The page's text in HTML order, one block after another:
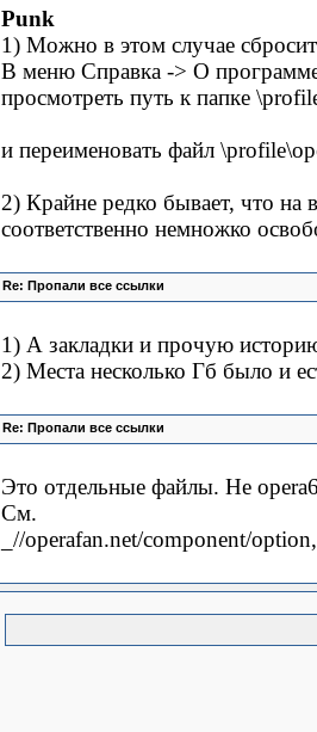
Punk
1) Можно в этом случае
В меню Справка -> О
просмотреть путь к папке
и переименовать файл
2) Крайне редко бывает, что на
соответственно немножко
Re: Пропали все ссылки
1) А закладки и прочую
2) Места несколько Гб было и
Re: Пропали все ссылки
Это отдельные файлы. Не
См.
_//operafan.net/component/